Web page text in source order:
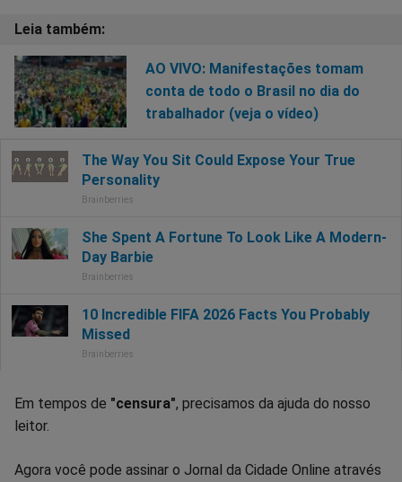
AO VIVO: Manifestações tomam
conta de todo o Brasil no dia do
trabalhador (veja o vídeo)
Em tempos de "censura", precisamos da ajuda do nosso
leitor.
Agora você pode assinar o Jornal da Cidade Online através